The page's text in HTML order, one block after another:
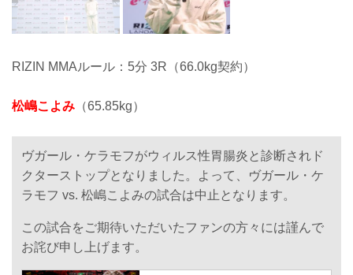
RIZIN MMAルール：5分 3R（66.0kg契約）
松嶋こよみ （65.85kg）
ヴガール・ケラモフがウィルス性胃腸炎と診断されド
クターストップとなりました。よって、ヴガール・ケ
ラモフ vs. 松嶋こよみの試合は中止となります。
この試合をご期待いただいたファンの方々には謹んで
お詫び申し上げます。